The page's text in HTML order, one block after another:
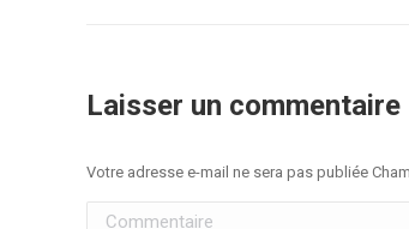
Laisser un commentaire
Votre adresse e-mail ne sera pas publiée
Commentaire